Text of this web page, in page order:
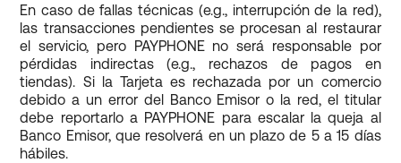
En caso de fallas técnicas (e.g., interrupción de la red),
las transacciones pendientes se procesan al restaurar
el servicio, pero PAYPHONE no será responsable por
pérdidas indirectas (e.g., rechazos de pagos en
tiendas). Si la Tarjeta es rechazada por un comercio
debido a un error del Banco Emisor o la red, el titular
debe reportarlo a PAYPHONE para escalar la queja al
Banco Emisor, que resolverá en un plazo de 5 a 15 días
hábiles.